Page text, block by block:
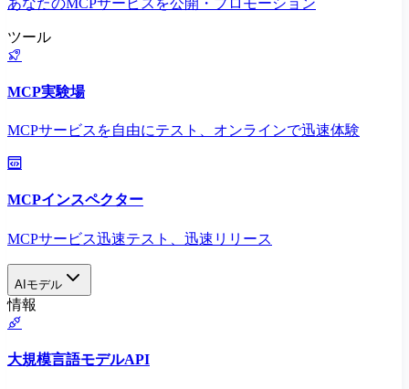
ツール
MCP実験場
MCPサービスを自由にテスト、オンラインで迅速体験
MCPインスペクター
MCPサービス迅速テスト、迅速リリース
AIモデル
情報
大規模言語モデルAPI